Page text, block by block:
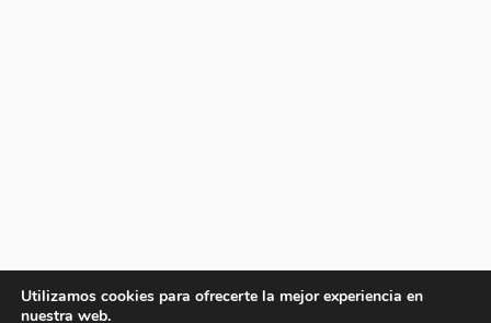
Utilizamos cookies para ofrecerte la mejor experiencia en
nuestra web.